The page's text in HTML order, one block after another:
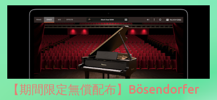
【期間限定無償配布】Bösendorfer